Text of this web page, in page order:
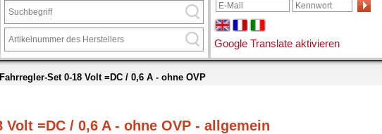
Google Translate aktivieren
Set 0-18 Volt =DC / 0,6 A - ohne OVP
=DC / 0,6 A - ohne OVP - allgemein